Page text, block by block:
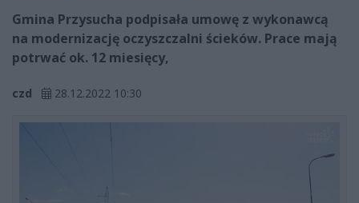
Gmina Przysucha podpisała umowę z wykonawcą
na modernizację oczyszczalni ścieków. Prace mają
potrwać ok. 12 miesięcy,
czd 28.12.2022 10:30